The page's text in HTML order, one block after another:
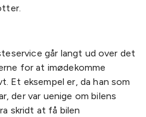
går langt ud over det
for at imødekomme
Et eksempel er, da han som
der var uenige om bilens
skridt at få bilen